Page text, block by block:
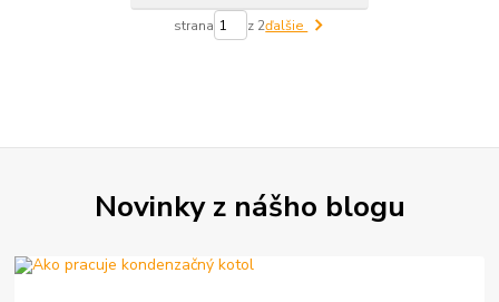
strana z 2ďalšie
Novinky z nášho blogu